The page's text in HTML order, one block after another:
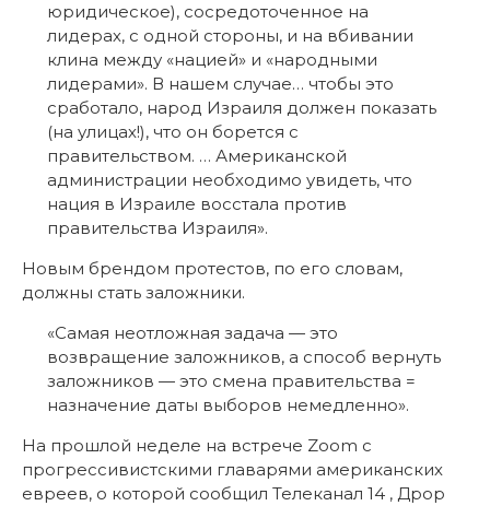
юридическое), сосредоточенное на
лидерах, с одной стороны, и на вбивании
клина между «нацией» и «народными
лидерами». В нашем случае… чтобы это
сработало, народ Израиля должен показать
(на улицах!), что он борется с
правительством. … Американской
администрации необходимо увидеть, что
нация в Израиле восстала против
правительства Израиля».
Новым брендом протестов, по его словам,
должны стать заложники.
«Самая неотложная задача — это
возвращение заложников, а способ вернуть
заложников — это смена правительства =
назначение даты выборов немедленно».
На прошлой неделе на встрече Zoom с
прогрессивистскими главарями американских
евреев, о которой сообщил Телеканал 14 , Дрор